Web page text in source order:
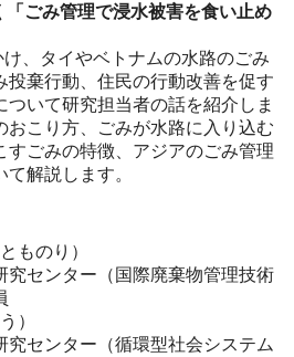
ごみ管理で浸水被害を食い止め
、タイやベトナムの水路のごみ
投棄行動、住民の行動改善を促す
いて研究担当者の話を紹介しま
おこり方、ごみが水路に入り込む
すごみの特徴、アジアのごみ管理
解説します。
ものり）
究センター（国際廃棄物管理技術
）
究センター（循環型社会システム